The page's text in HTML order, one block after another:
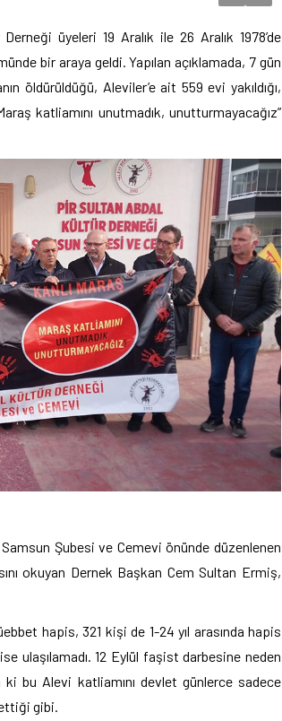
üyeleri 19 Aralık ile 26 Aralık 1978’de
bir araya geldi. Yapılan açıklamada, 7 gün
öldürüldüğü, Aleviler’e ait 559 evi yakıldığı,
katliamını unutmadık, unutturmayacağız”
Şubesi ve Cemevi önünde düzenlenen
okuyan Dernek Başkan Cem Sultan Ermiş,
hapis, 321 kişi de 1-24 yıl arasında hapis
ulaşılamadı. 12 Eylül faşist darbesine neden
bu Alevi katliamını devlet günlerce sadece
gibi.